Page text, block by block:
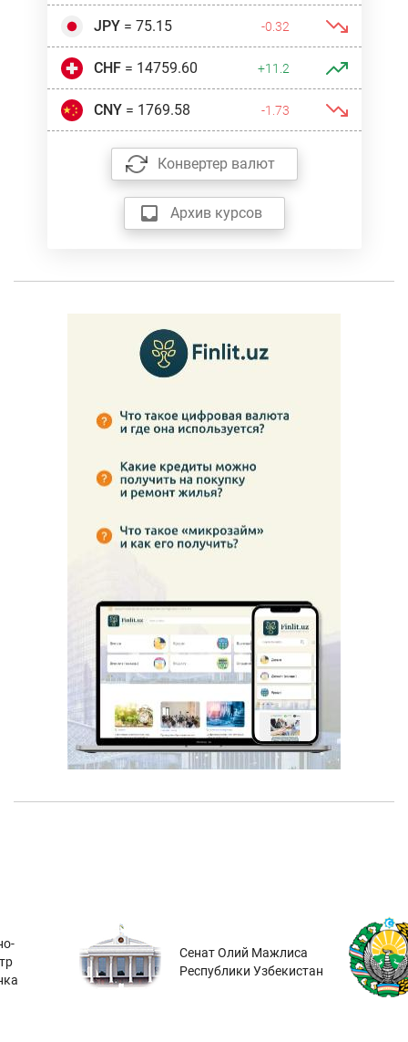
JPY= 75.15 -0.32
CHF= 14759.60 +11.2
CNY= 1769.58 -1.73
Конвертер валют
Архив курсов
Сенат Олий Мажлиса
Республики Узбекистан